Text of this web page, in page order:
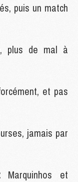
puis un match
plus de mal à
et pas
jamais par
Marquinhos et